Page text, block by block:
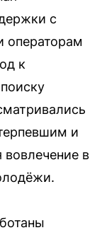
с
операторам
к
и
в